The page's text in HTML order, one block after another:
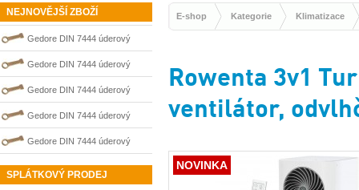
NEJNOVĚJŠÍ ZBOŽÍ
Gedore DIN 7444 úderový
nejiskřivý plochý (palcový) klíč
0100212S
Gedore DIN 7444 úderový
nejiskřivý plochý (palcový) klíč
0100006S
Gedore DIN 7444 úderový
nejiskřivý plochý (palcový) klíč
0100008S
Gedore DIN 7444 úderový
nejiskřivý plochý (palcový) klíč
0100010S
Gedore DIN 7444 úderový
nejiskřivý plochý (palcový) klíč
SPLÁTKOVÝ PRODEJ
E-shop Kategorie Klimatizace
Rowenta 3v1
ventilátor,
NOVINKA